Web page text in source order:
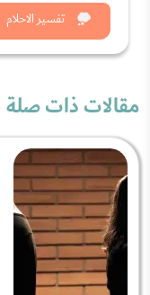
تفسير الاحلام
شاهد الان
مقالات ذات صلة